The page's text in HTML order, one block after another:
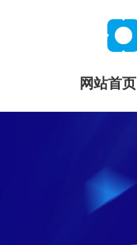
网站首页